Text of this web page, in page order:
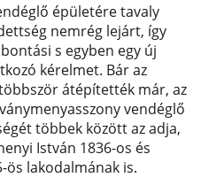
épületére tavaly
nemrég lejárt, így
s egyben egy új
kérelmet. Bár az
átépítették már, az
vendéglő
többek között az adja,
István 1836-os és
ös lakodalmának is.